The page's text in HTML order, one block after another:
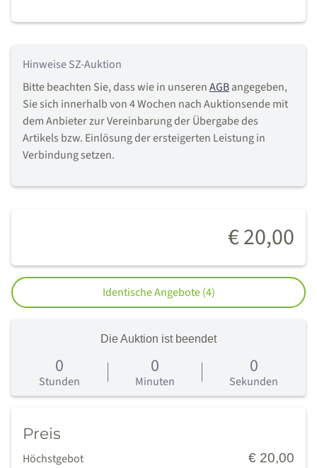
€ 20,00
Identische Angebote (4)
Die Auktion ist beendet
0
Stunden
0
Minuten
0
Sekunden
Preis
Höchstgebot € 20,00
Hinweise SZ-Auktion
Bitte beachten Sie, dass wie in unserenAGBangegeben,
Sie sich innerhalb von 4 Wochen nach Auktionsende mit
dem Anbieter zur Vereinbarung der Übergabe des
Artikels bzw. Einlösung der ersteigerten Leistung in
Verbindung setzen.